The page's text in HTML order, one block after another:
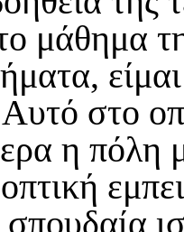
μάθημα
στο
η πόλη
σπουδαία